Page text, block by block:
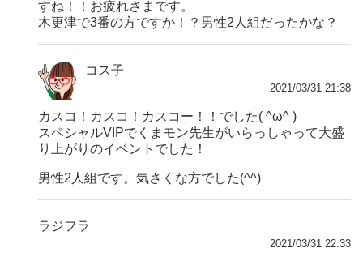
すね！！お疲れさまです。
木更津で3番の方ですか！？男性2人組だったかな？
コス子
2021/03/31 21:38
カスコ！カスコ！カスコー！！でした( ^ω^ )
スペシャルVIPでくまモン先生がいらっしゃって大盛
り上がりのイベントでした！
男性2人組です。気さくな方でした(^^)
ラジフラ
2021/03/31 22:33